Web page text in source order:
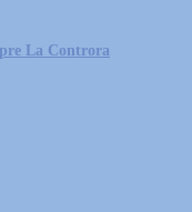
La Controra